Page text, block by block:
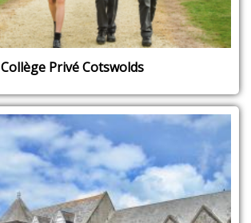
Collège Privé Cotswolds